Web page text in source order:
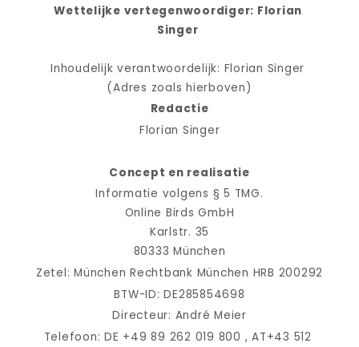
Wettelijke vertegenwoordiger: Florian
Singer
Inhoudelijk verantwoordelijk: Florian Singer
(Adres zoals hierboven)
Redactie
Florian Singer
Concept en realisatie
Informatie volgens § 5 TMG.
Online Birds GmbH
Karlstr. 35
80333 München
Zetel: München Rechtbank München HRB 200292
BTW-ID: DE285854698
Directeur: André Meier
Telefoon: DE +49 89 262 019 800 , AT+43 512